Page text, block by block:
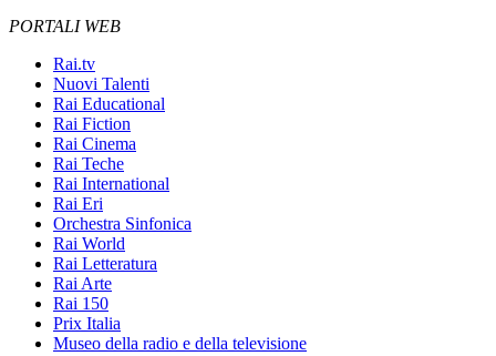
PORTALI WEB
Rai.tv
Nuovi Talenti
Rai Educational
Rai Fiction
Rai Cinema
Rai Teche
Rai International
Rai Eri
Orchestra Sinfonica
Rai World
Rai Letteratura
Rai Arte
Rai 150
Prix Italia
Museo della radio e della televisione